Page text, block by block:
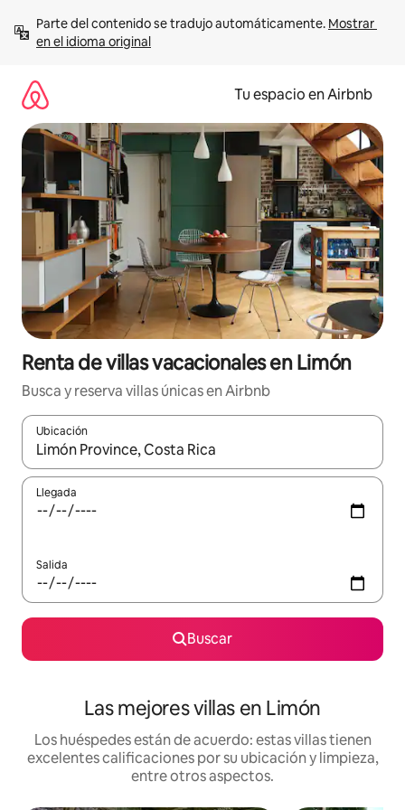
contenido
Parte del contenido se tradujo automáticamente. Mostrar
en el idioma original
Tu espacio en Airbnb
Renta de villas vacacionales en Limón
Busca y reserva villas únicas en Airbnb
Ubicación
Cuando los resultados estén disponibles, podrás navegar
Llegada
Salida
Buscar
Las mejores villas en Limón
Los huéspedes están de acuerdo: estas villas tienen
excelentes calificaciones por su ubicación y limpieza,
entre otros aspectos.